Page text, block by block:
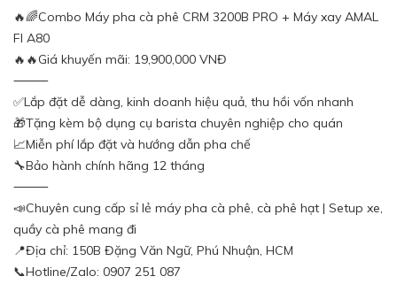
🔥🌈Combo Máy pha cà phê CRM 3200B PRO + Máy xay AMAL
FI A80
🔥🔥Giá khuyến mãi: 19,900,000 VNĐ
⸻
✅Lắp đặt dễ dàng, kinh doanh hiệu quả, thu hồi vốn nhanh
🎁Tặng kèm bộ dụng cụ barista chuyên nghiệp cho quán
📈Miễn phí lắp đặt và hướng dẫn pha chế
🔧Bảo hành chính hãng 12 tháng
⸻
📣Chuyên cung cấp sỉ lẻ máy pha cà phê, cà phê hạt | Setup xe,
quầy cà phê mang đi
📍Địa chỉ: 150B Đặng Văn Ngữ, Phú Nhuận, HCM
📞Hotline/Zalo: 0907 251 087